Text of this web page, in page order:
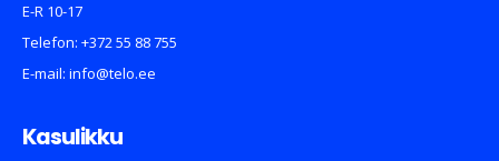
E-R 10-17
Telefon: +372 55 88 755
E-mail: info@telo.ee
Kasulikku